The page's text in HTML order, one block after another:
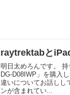
raytrektabと
明日太めろんです。
DG-D08IWP」を購入
違いについてお話しし
ンが含まれてい...